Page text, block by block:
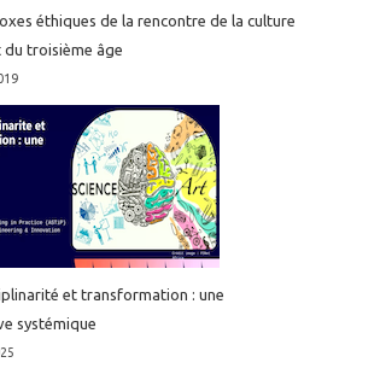
éthiques de la rencontre de la culture
troisième âge
et transformation : une
systémique